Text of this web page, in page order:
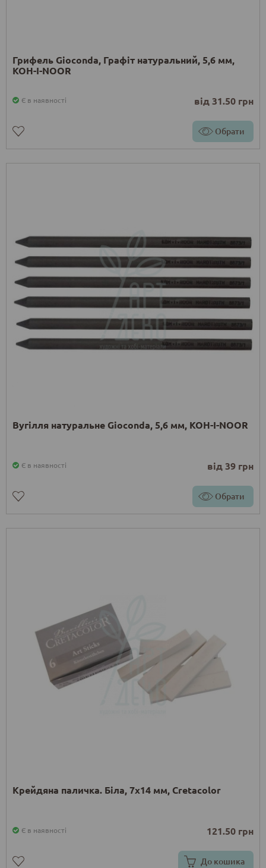
Грифель Gioconda, Графіт натуральний, 5,6 мм,
KOH-I-NOOR
Є в наявності від 31.50 грн
Обрати
Вугілля натуральне Gioconda, 5,6 мм, KOH-I-NOOR
Є в наявності від 39 грн
Обрати
Крейдяна паличка. Біла, 7x14 мм, Cretacolor
Є в наявності 121.50 грн
До кошика